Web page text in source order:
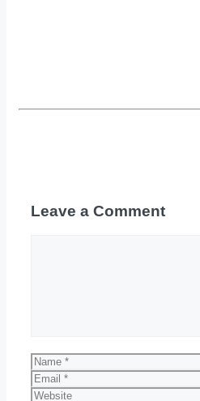
Leave a Comment
Name
Email
Website